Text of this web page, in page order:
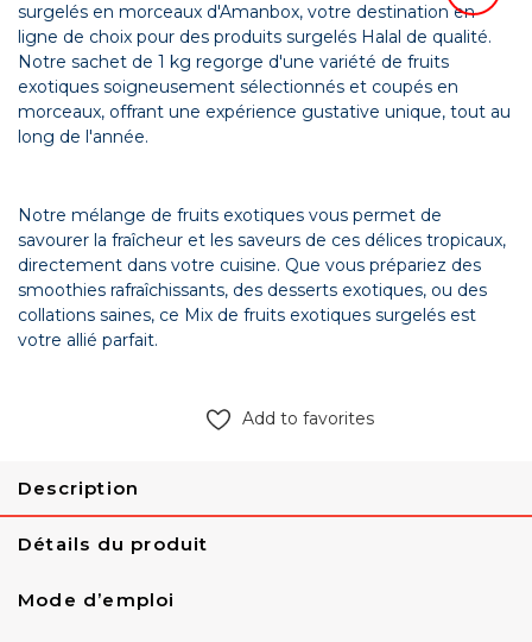
surgelés en morceaux d'Amanbox, votre destination en
ligne de choix pour des produits surgelés Halal de qualité.
Notre sachet de 1 kg regorge d'une variété de fruits
exotiques soigneusement sélectionnés et coupés en
morceaux, offrant une expérience gustative unique, tout au
long de l'année.
Notre mélange de fruits exotiques vous permet de
savourer la fraîcheur et les saveurs de ces délices tropicaux,
directement dans votre cuisine. Que vous prépariez des
smoothies rafraîchissants, des desserts exotiques, ou des
collations saines, ce Mix de fruits exotiques surgelés est
votre allié parfait.
Add to favorites
Description
Détails du produit
Mode d’emploi